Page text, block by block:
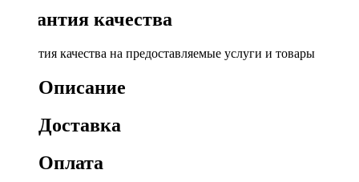
Гарантия качества
Гарантия качества на предоставляемые услуги и товары
Описание
Доставка
Оплата